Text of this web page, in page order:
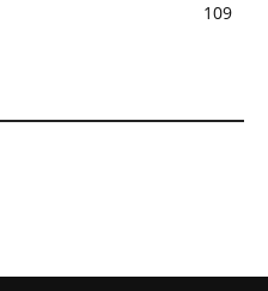
109